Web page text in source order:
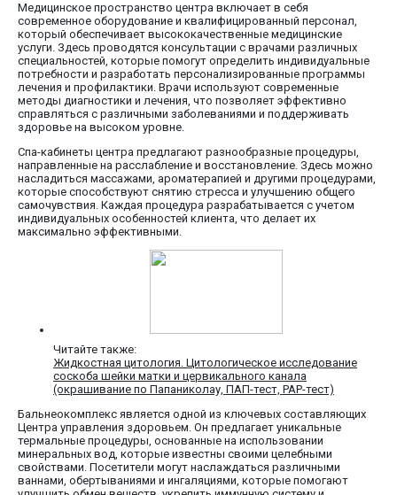
Медицинское пространство центра включает в себя
современное оборудование и квалифицированный персонал,
который обеспечивает высококачественные медицинские
услуги. Здесь проводятся консультации с врачами различных
специальностей, которые помогут определить индивидуальные
потребности и разработать персонализированные программы
лечения и профилактики. Врачи используют современные
методы диагностики и лечения, что позволяет эффективно
справляться с различными заболеваниями и поддерживать
здоровье на высоком уровне.
Спа-кабинеты центра предлагают разнообразные процедуры,
направленные на расслабление и восстановление. Здесь можно
насладиться массажами, ароматерапией и другими процедурами,
которые способствуют снятию стресса и улучшению общего
самочувствия. Каждая процедура разрабатывается с учетом
индивидуальных особенностей клиента, что делает их
максимально эффективными.
Читайте также:
Жидкостная цитология. Цитологическое исследование
соскоба шейки матки и цервикального канала
(окрашивание по Папаниколау, ПАП-тест, PAP-тест)
Бальнеокомплекс является одной из ключевых составляющих
Центра управления здоровьем. Он предлагает уникальные
термальные процедуры, основанные на использовании
минеральных вод, которые известны своими целебными
свойствами. Посетители могут наслаждаться различными
ваннами, обертываниями и ингаляциями, которые помогают